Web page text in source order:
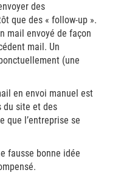
des
que des « follow-up ».
mail envoyé de façon
mail. Un
(une
en envoi manuel est
du site et des
que l’entreprise se
fausse bonne idée